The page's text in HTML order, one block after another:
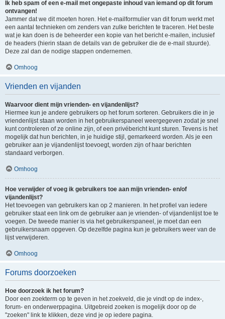
Ik heb spam of een e-mail met ongepaste inhoud van iemand op dit forum
ontvangen!
Jammer dat we dit moeten horen. Het e-mailformulier van dit forum werkt met
een aantal technieken om zenders van zulke berichten te traceren. Het beste
wat je kan doen is de beheerder een kopie van het bericht e-mailen, inclusief
de headers (hierin staan de details van de gebruiker die de e-mail stuurde).
Deze zal dan de nodige stappen ondernemen.
Omhoog
Vrienden en vijanden
Waarvoor dient mijn vrienden- en vijandenlijst?
Hiermee kun je andere gebruikers op het forum sorteren. Gebruikers die in je
vriendenlijst staan worden in het gebruikerspaneel weergegeven zodat je snel
kunt controleren of ze online zijn, of een privébericht kunt sturen. Tevens is het
mogelijk dat hun berichten, in je huidige stijl, gemarkeerd worden. Als je een
gebruiker aan je vijandenlijst toevoegt, worden zijn of haar berichten
standaard verborgen.
Omhoog
Hoe verwijder of voeg ik gebruikers toe aan mijn vrienden- en/of
vijandenlijst?
Het toevoegen van gebruikers kan op 2 manieren. In het profiel van iedere
gebruiker staat een link om de gebruiker aan je vrienden- of vijandenlijst toe te
voegen. De tweede manier is via het gebruikerspaneel, je moet dan een
gebruikersnaam opgeven. Op dezelfde pagina kun je gebruikers weer van de
lijst verwijderen.
Omhoog
Forums doorzoeken
Hoe doorzoek ik het forum?
Door een zoekterm op te geven in het zoekveld, die je vindt op de index-,
forum- en onderwerppagina. Uitgebreid zoeken is mogelijk door op de
"zoeken" link te klikken, deze vind je op iedere pagina.